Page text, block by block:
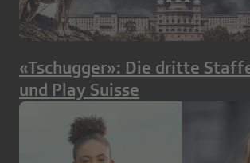
«Tschugger»: Die dritte
und Play Suisse